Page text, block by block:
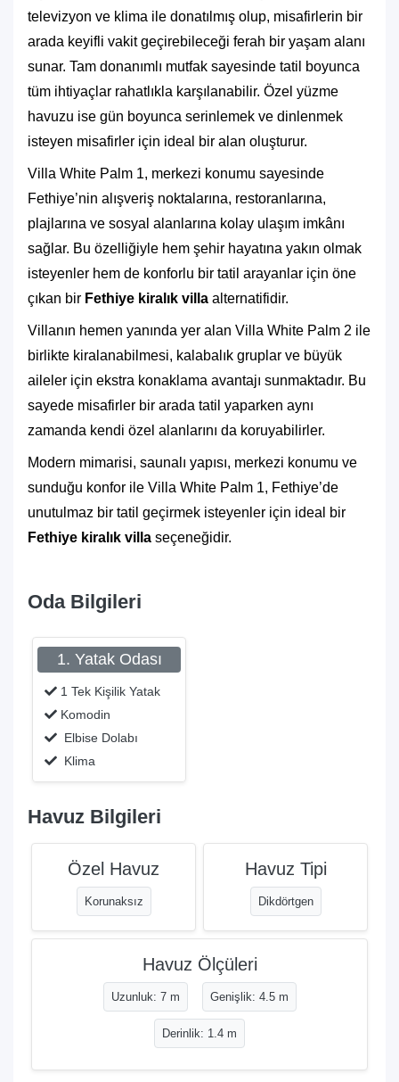
televizyon ve klima ile donatılmış olup, misafirlerin bir
arada keyifli vakit geçirebileceği ferah bir yaşam alanı
sunar. Tam donanımlı mutfak sayesinde tatil boyunca
tüm ihtiyaçlar rahatlıkla karşılanabilir. Özel yüzme
havuzu ise gün boyunca serinlemek ve dinlenmek
isteyen misafirler için ideal bir alan oluşturur.
Villa White Palm 1, merkezi konumu sayesinde
Fethiye’nin alışveriş noktalarına, restoranlarına,
plajlarına ve sosyal alanlarına kolay ulaşım imkânı
sağlar. Bu özelliğiyle hem şehir hayatına yakın olmak
isteyenler hem de konforlu bir tatil arayanlar için öne
çıkan bir Fethiye kiralık villa alternatifidir.
Villanın hemen yanında yer alan Villa White Palm 2 ile
birlikte kiralanabilmesi, kalabalık gruplar ve büyük
aileler için ekstra konaklama avantajı sunmaktadır. Bu
sayede misafirler bir arada tatil yaparken aynı
zamanda kendi özel alanlarını da koruyabilirler.
Modern mimarisi, saunalı yapısı, merkezi konumu ve
sunduğu konfor ile Villa White Palm 1, Fethiye’de
unutulmaz bir tatil geçirmek isteyenler için ideal bir
Fethiye kiralık villa seçeneğidir.
Oda Bilgileri
1. Yatak Odası
1 Tek Kişilik Yatak
Komodin
Elbise Dolabı
Klima
Havuz Bilgileri
Özel Havuz
Korunaksız
Havuz Tipi
Dikdörtgen
Havuz Ölçüleri
Uzunluk: 7 m Genişlik: 4.5 m
Derinlik: 1.4 m